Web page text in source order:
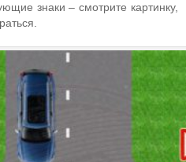
знаки – смотрите картинку,